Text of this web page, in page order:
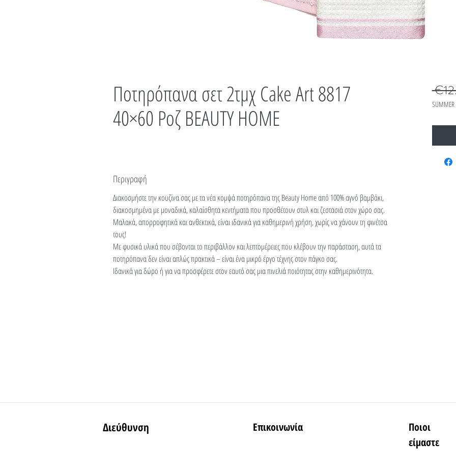
Ποτηρόπανα σετ 2τμχ Cake Art 8817
40×60 Ροζ BEAUTY HOME
Περιγραφή
Διακοσμήστε την κουζίνα σας με τα νέα κομψά ποτηρόπανα της Βeauty Home από 100% αγνό βαμβάκι,
διακοσμημένα με μοναδικά, καλαίσθητα κεντήματα που προσθέτουν στυλ και ζεστασιά στον χώρο σας.
Μαλακά, απορροφητικά και ανθεκτικά, είναι ιδανικά για καθημερινή χρήση, χωρίς να χάνουν τη φινέτσα
τους!
Με φυσικά υλικά που σέβονται το περιβάλλον και λεπτομέρειες που κλέβουν την παράσταση, αυτά τα
ποτηρόπανα δεν είναι απλώς πρακτικά – είναι ένα μικρό έργο τέχνης στον πάγκο σας.
Ιδανικά για δώρο ή για να προσφέρετε στον εαυτό σας μια πινελιά ποιότητας στην καθημερινότητα.
SUMMER
Διεύθυνση Επικοινωνία
Ποιοι
είμαστε